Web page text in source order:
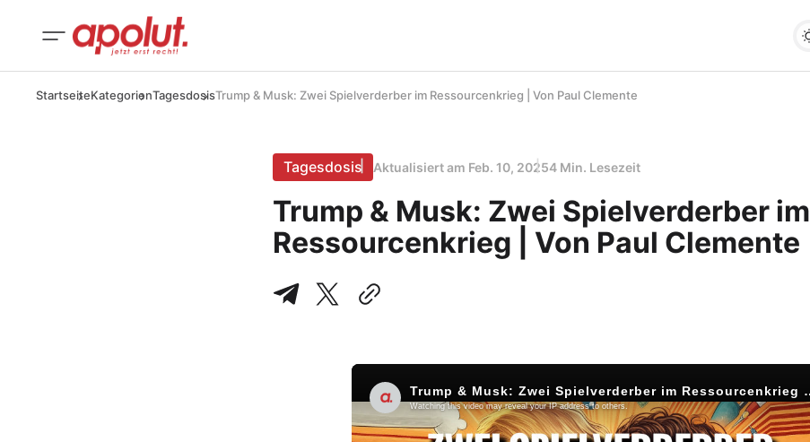
StartseiteKategorienTagesdosisTrump & Musk: Zwei Spielverderber im Ressourcenkrieg | Von Paul Clemente
Tagesdosis Aktualisiert am Feb. 10, 20254 Min. Lesezeit
Trump & Musk: Zwei Spielverderber im
Ressourcenkrieg | Von Paul Clemente